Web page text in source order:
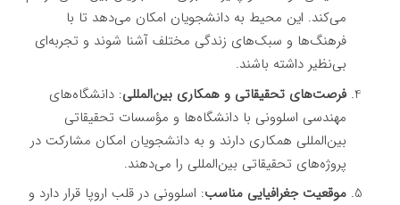
می‌کند. این محیط به دانشجویان امکان می‌دهد تا با
فرهنگ‌ها و سبک‌های زندگی مختلف آشنا شوند و تجربه‌ای
بی‌نظیر داشته باشند.
فرصت‌های تحقیقاتی و همکاری بین‌المللی: دانشگاه‌های
مهندسی اسلوونی با دانشگاه‌ها و مؤسسات تحقیقاتی
بین‌المللی همکاری دارند و به دانشجویان امکان مشارکت در
پروژه‌های تحقیقاتی بین‌المللی را می‌دهند.
موقعیت جغرافیایی مناسب: اسلوونی در قلب اروپا قرار دارد و